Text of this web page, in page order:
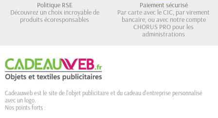
Politique RSE
Découvrez un choix incroyable de
produits écoresponsables
Paiement sécurisé
Par carte avec le CIC, par virement
bancaire, ou avec notre compte
CHORUS PRO pour les
administrations
Cadeauweb est le site de l'objet publicitaire et du cadeau d'entreprise personnalisé
avec un logo.
Nos points forts :